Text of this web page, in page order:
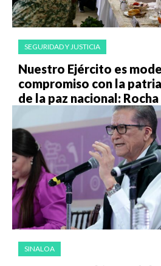
SEGURIDAD Y JUSTICIA
Nuestro Ejército es
compromiso con la
de la paz nacional: Rocha
SINALOA